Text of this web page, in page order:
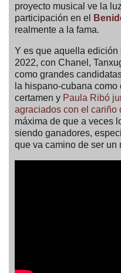
proyecto musical ve la
participación en el
realmente a la fama.
Y es que aquella
2022, con Chanel,
como grandes
la hispano-cubana como
certamen y Paula Ribó
agraciados con el cariño
máxima de que a veces
siendo ganadores,
que va camino de ser